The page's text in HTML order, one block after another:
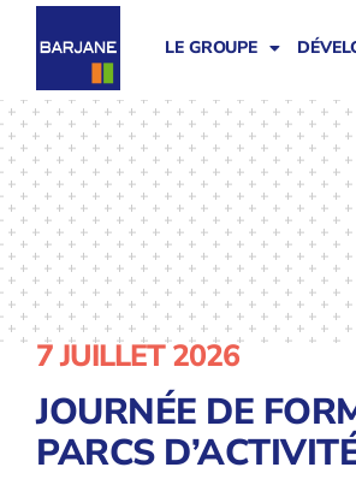
LE GROUPE
7 JUILLET 2026
JOURNÉE DE
PARCS